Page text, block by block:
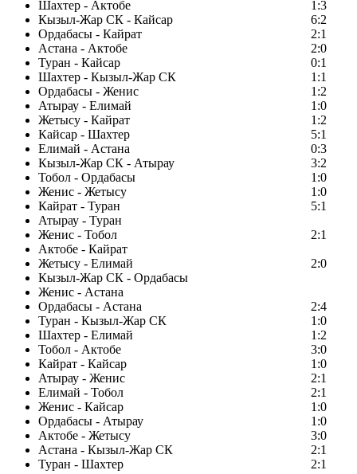
Шахтер - Актобе
1:3
Кызыл-Жар СК - Кайсар
6:2
Ордабасы - Кайрат
2:1
Астана - Актобе
2:0
Туран - Кайсар
0:1
Шахтер - Кызыл-Жар СК
1:1
Ордабасы - Женис
1:2
Атырау - Елимай
1:0
Жетысу - Кайрат
1:2
Кайсар - Шахтер
5:1
Елимай - Астана
0:3
Кызыл-Жар СК - Атырау
3:2
Тобол - Ордабасы
1:0
Женис - Жетысу
1:0
Кайрат - Туран
5:1
Атырау - Туран
Женис - Тобол
2:1
Актобе - Кайрат
Жетысу - Елимай
2:0
Кызыл-Жар СК - Ордабасы
Женис - Астана
Ордабасы - Астана
2:4
Туран - Кызыл-Жар СК
1:0
Шахтер - Елимай
1:2
Тобол - Актобе
3:0
Кайрат - Кайсар
1:0
Атырау - Женис
2:1
Елимай - Тобол
2:1
Женис - Кайсар
1:0
Ордабасы - Атырау
1:0
Актобе - Жетысу
3:0
Астана - Кызыл-Жар СК
2:1
Туран - Шахтер
2:1